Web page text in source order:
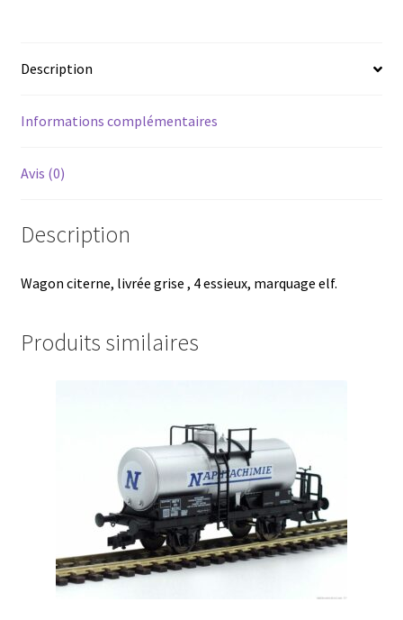
Description
Informations complémentaires
Avis (0)
Description
Wagon citerne, livrée grise , 4 essieux, marquage elf.
Produits similaires